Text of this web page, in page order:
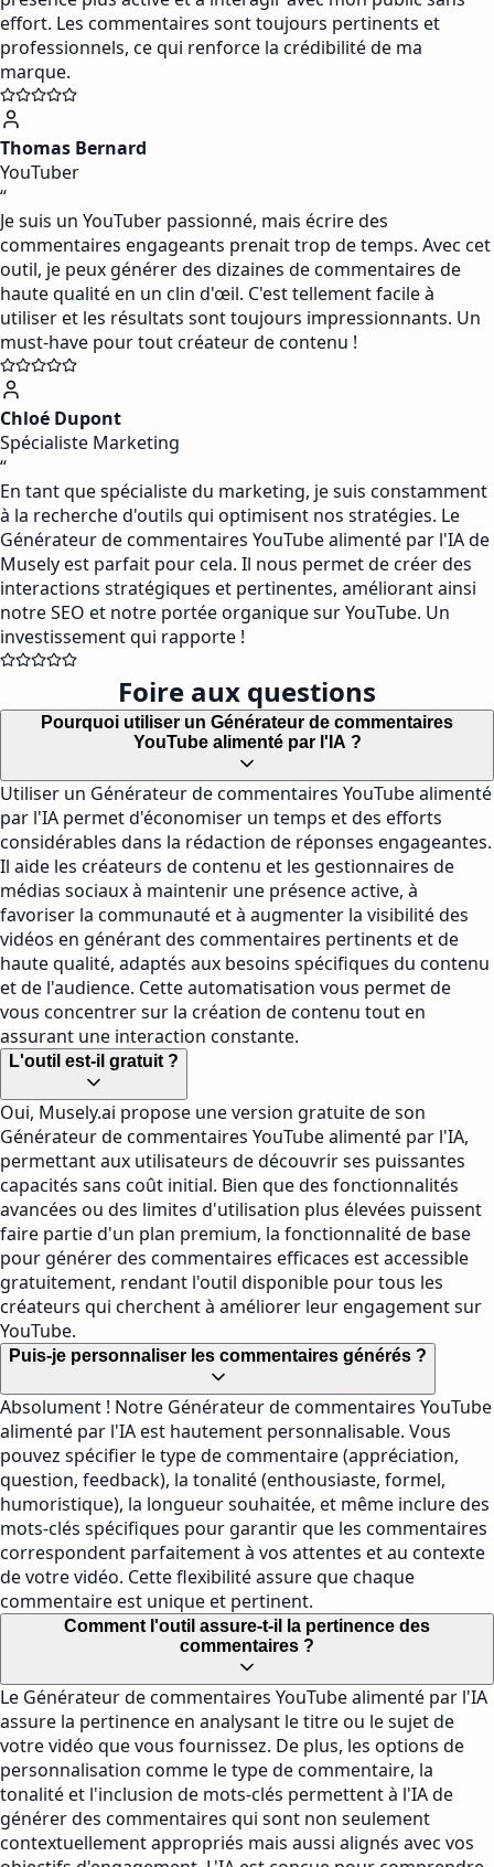
effort. Les commentaires sont toujours pertinents et
professionnels, ce qui renforce la crédibilité de ma
marque.
Thomas Bernard
YouTuber
“
Je suis un YouTuber passionné, mais écrire des
commentaires engageants prenait trop de temps. Avec cet
outil, je peux générer des dizaines de commentaires de
haute qualité en un clin d'œil. C'est tellement facile à
utiliser et les résultats sont toujours impressionnants. Un
must-have pour tout créateur de contenu !
Chloé Dupont
Spécialiste Marketing
“
En tant que spécialiste du marketing, je suis constamment
à la recherche d'outils qui optimisent nos stratégies. Le
Générateur de commentaires YouTube alimenté par l'IA de
Musely est parfait pour cela. Il nous permet de créer des
interactions stratégiques et pertinentes, améliorant ainsi
notre SEO et notre portée organique sur YouTube. Un
investissement qui rapporte !
Foire aux questions
Pourquoi utiliser un Générateur de commentaires
YouTube alimenté par l'IA ?
Utiliser un Générateur de commentaires YouTube alimenté
par l'IA permet d'économiser un temps et des efforts
considérables dans la rédaction de réponses engageantes.
Il aide les créateurs de contenu et les gestionnaires de
médias sociaux à maintenir une présence active, à
favoriser la communauté et à augmenter la visibilité des
vidéos en générant des commentaires pertinents et de
haute qualité, adaptés aux besoins spécifiques du contenu
et de l'audience. Cette automatisation vous permet de
vous concentrer sur la création de contenu tout en
assurant une interaction constante.
L'outil est-il gratuit ?
Oui, Musely.ai propose une version gratuite de son
Générateur de commentaires YouTube alimenté par l'IA,
permettant aux utilisateurs de découvrir ses puissantes
capacités sans coût initial. Bien que des fonctionnalités
avancées ou des limites d'utilisation plus élevées puissent
faire partie d'un plan premium, la fonctionnalité de base
pour générer des commentaires efficaces est accessible
gratuitement, rendant l'outil disponible pour tous les
créateurs qui cherchent à améliorer leur engagement sur
YouTube.
Puis-je personnaliser les commentaires générés ?
Absolument ! Notre Générateur de commentaires YouTube
alimenté par l'IA est hautement personnalisable. Vous
pouvez spécifier le type de commentaire (appréciation,
question, feedback), la tonalité (enthousiaste, formel,
humoristique), la longueur souhaitée, et même inclure des
mots-clés spécifiques pour garantir que les commentaires
correspondent parfaitement à vos attentes et au contexte
de votre vidéo. Cette flexibilité assure que chaque
commentaire est unique et pertinent.
Comment l'outil assure-t-il la pertinence des
commentaires ?
Le Générateur de commentaires YouTube alimenté par l'IA
assure la pertinence en analysant le titre ou le sujet de
votre vidéo que vous fournissez. De plus, les options de
personnalisation comme le type de commentaire, la
tonalité et l'inclusion de mots-clés permettent à l'IA de
générer des commentaires qui sont non seulement
contextuellement appropriés mais aussi alignés avec vos